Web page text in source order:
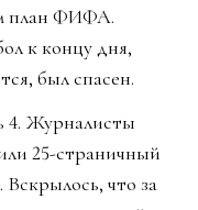
план ФИФА.
к концу дня,
был спасен.
4. Журналисты
25-страничный
Вскрылось, что за